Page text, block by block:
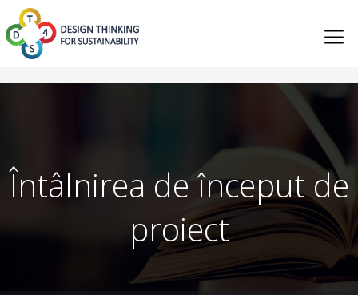
Întâlnirea de început de
proiect